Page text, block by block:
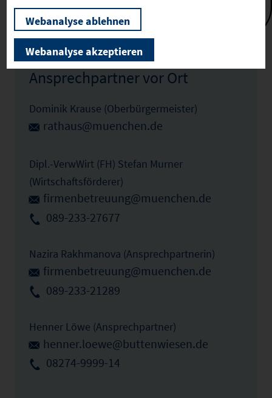
Zum Profil
Ansprechpartner vor Ort
Dominik Krause (Oberbürgermeister)
rathaus@muenchen.de
Dipl.-VerwWirt (FH) Stefan Murner
(Wirtschaftsförderer)
firmenbetreuung@muenchen.de
089-233-27677
Nazira Rakhmanova (Ansprechpartnerin)
firmenbetreuung@muenchen.de
089-233-21289
Henner Löwe (Ansprechpartner)
henner.loewe@buttenwiesen.de
08274-9999-14
Webanalyse ablehnen
Webanalyse akzeptieren